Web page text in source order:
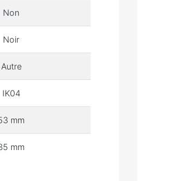
Non
Noir
Autre
IK04
mm
mm